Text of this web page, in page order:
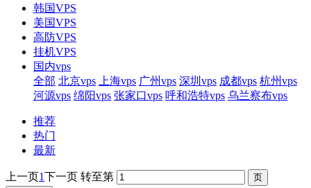
韩国VPS
美国VPS
高防VPS
挂机VPS
国内vps
全部 北京vps 上海vps 广州vps 深圳vps 成都vps 杭州vps
河源vps 绵阳vps 张家口vps 呼和浩特vps 乌兰察布vps
推荐
热门
最新
上一页1下一页 转至第